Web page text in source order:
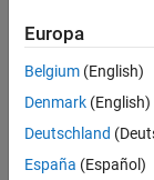
Europa
Belgium (English)
Denmark (English)
Deutschland
España (Español)
Centro de
Política de
Información de
© 1994-2026